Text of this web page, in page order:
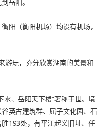
岳阳。
阳（衡阳机场）均设有机场，
游玩，充分欣赏湖南的美景和
水、岳阳天下楼”著称于世。境
英古建筑群、屈子文化园、石
193处，有平江起义旧址、任